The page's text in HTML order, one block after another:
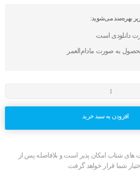
بهره‌مند می‌شوید:
دانلودی است
به صورت مادام‌العمر
افزودن به سبد خرید
شتاب امکان پذیر است و بلافاصله پس از
شما قرار خواهد گرفت.